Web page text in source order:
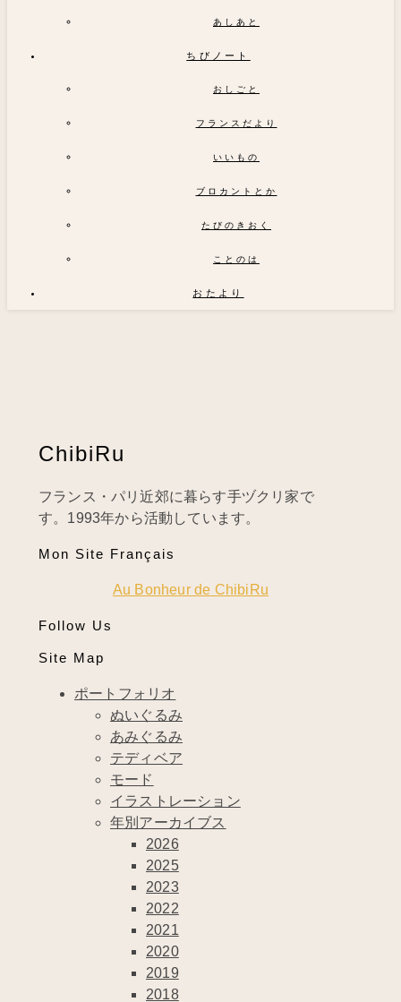
あしあと
ちびノート
おしごと
フランスだより
いいもの
ブロカントとか
たびのきおく
ことのは
おたより
ChibiRu
フランス・パリ近郊に暮らす手ヅクリ家で
す。1993年から活動しています。
Mon Site Français
Au Bonheur de ChibiRu
Follow Us
Site Map
ポートフォリオ
ぬいぐるみ
あみぐるみ
テディベア
モード
イラストレーション
年別アーカイブス
2026
2025
2023
2022
2021
2020
2019
2018